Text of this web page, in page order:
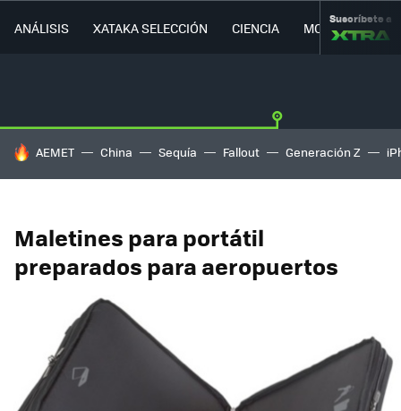
ANÁLISIS XATAKA SELECCIÓN CIENCIA MOVILIDAD
Suscríbete a
HOY SE HABLA DE
AEMET China Sequía Fallout Generación Z
Maletines para portátil
preparados para aeropuertos